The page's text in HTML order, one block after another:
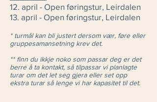
12. april - Open føringstur, Leirdalen
13. april - Open føringstur, Leirdalen
* turmål kan bli justert dersom vær, føre eller
gruppesamansetning krev det.
** finn du ikkje noko som passar deg er det
berre å ta kontakt, så tilpassar vi planlagte
turar om det let seg gjera eller set opp
ekstra turar så lenge vi har kapasitet til det.